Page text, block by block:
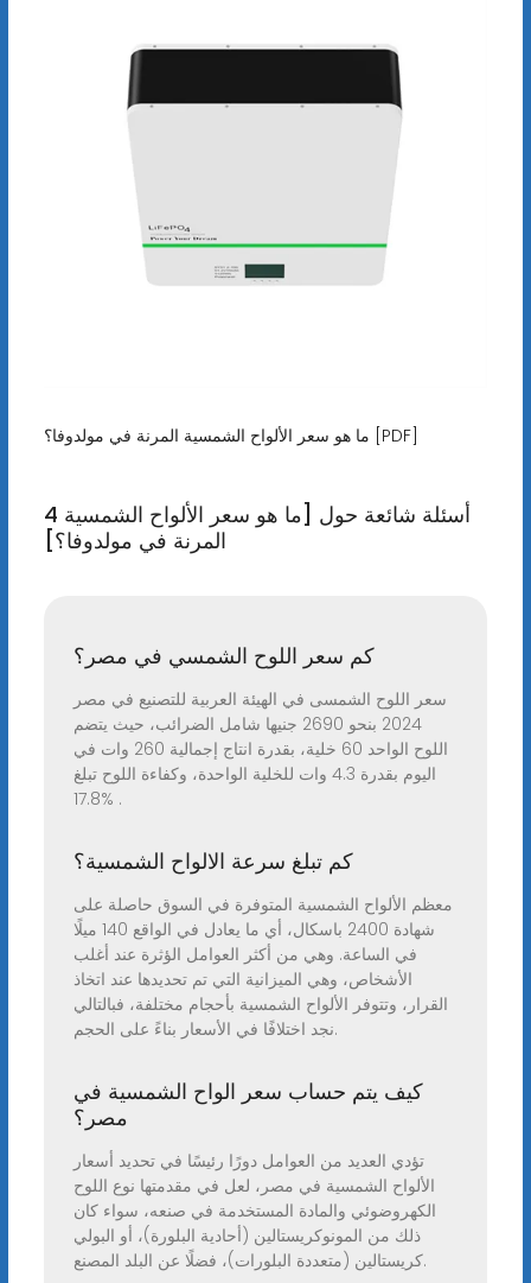
ما هو سعر الألواح الشمسية المرنة في مولدوفا؟ [PDF]
4 أسئلة شائعة حول [ما هو سعر الألواح الشمسية
المرنة في مولدوفا؟]
كم سعر اللوح الشمسي في مصر؟
سعر اللوح الشمسى في الهيئة العربية للتصنيع في مصر
2024 بنحو 2690 جنيها شامل الضرائب، حيث يتضم
اللوح الواحد 60 خلية، بقدرة انتاج إجمالية 260 وات في
اليوم بقدرة 4.3 وات للخلية الواحدة، وكفاءة اللوح تبلغ
17.8% .
كم تبلغ سرعة الالواح الشمسية؟
معظم الألواح الشمسية المتوفرة في السوق حاصلة على
شهادة 2400 باسكال، أي ما يعادل في الواقع 140 ميلًا
في الساعة. وهي من أكثر العوامل الؤثرة عند أغلب
الأشخاص، وهي الميزانية التي تم تحديدها عند اتخاذ
القرار، وتتوفر الألواح الشمسية بأحجام مختلفة، فبالتالي
نجد اختلافًا في الأسعار بناءً على الحجم.
كيف يتم حساب سعر الواح الشمسية في
مصر؟
تؤدي العديد من العوامل دورًا رئيسًا في تحديد أسعار
الألواح الشمسية في مصر، لعل في مقدمتها نوع اللوح
الكهروضوئي والمادة المستخدمة في صنعه، سواء كان
ذلك من المونوكريستالين (أحادية البلورة)، أو البولي
كريستالين (متعددة البلورات)، فضلًا عن البلد المصنع.